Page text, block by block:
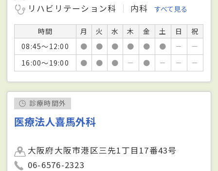
リハビリテーション科
内科 すべて見る
時間 月 火 水 木 金 土 日
祝
08:45～12:00
● ● ● ● ● ● －
－
16:00～19:00
● ● ● － ● － － －
診療時間外
医療法人喜馬外科
大阪府大阪市港区三先1丁目17番43号
06-6576-2323